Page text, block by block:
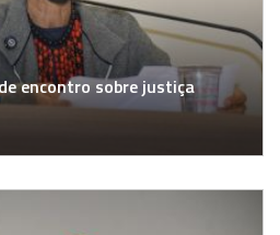
encontro sobre justiça